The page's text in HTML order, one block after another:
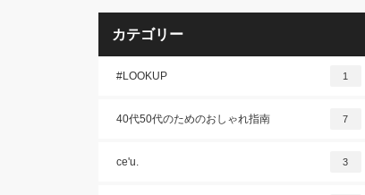
カテゴリー
#LOOKUP 1
40代50代のためのおしゃれ指南 7
ce'u. 3